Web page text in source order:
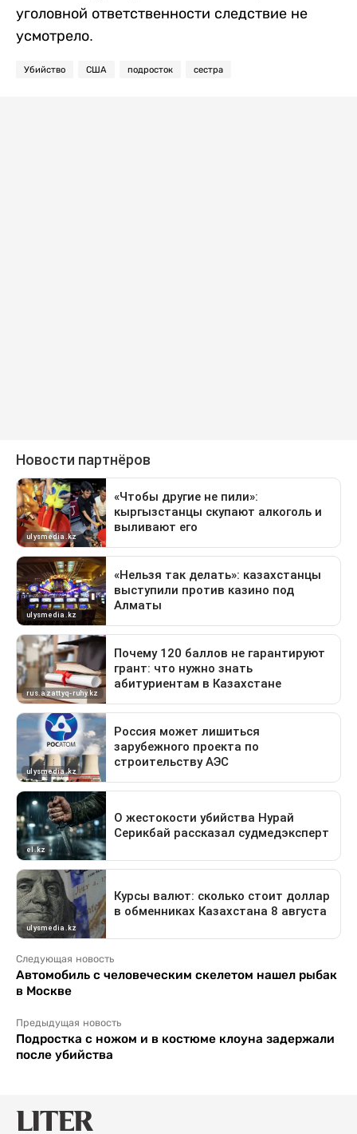
уголовной ответственности следствие не
усмотрело.
Убийство США подросток сестра
Следующая новость
Автомобиль с человеческим скелетом нашел рыбак
в Москве
Предыдущая новость
Подростка с ножом и в костюме клоуна задержали
после убийства